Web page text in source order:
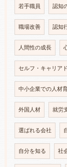
若手職員 認知
職場改善 認知
人間性の成長
セルフ・キャリア
中小企業での人材
外国人材 就労
選ばれる会社
自分を知る 社